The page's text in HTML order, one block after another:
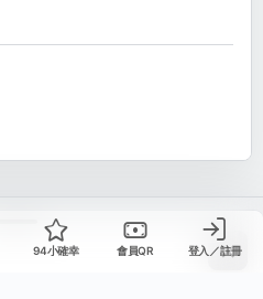
94小確幸 會員QR 登入／註冊